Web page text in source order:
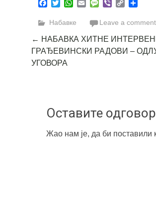
Facebook
TwitterWhatsApp
EmailMessage
Viber Copy
Набавке Leave a comment
Post
navigation
← НАБАВКА ХИТНЕ
ГРАЂЕВИНСКИ РАДОВИ –
УГОВОРА
Оставите одговор
Жао нам је, да би поставили